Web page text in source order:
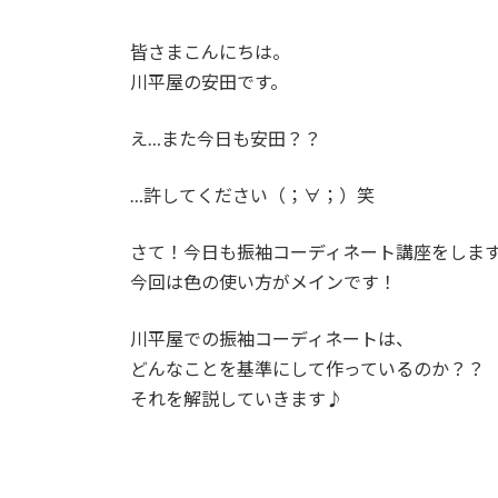
皆さまこんにちは。
川平屋の安田です。
え…また今日も安田？？
…許してください（；∀；）笑
さて！今日も振袖コーディネート講座をしま
今回は色の使い方がメインです！
川平屋での振袖コーディネートは、
どんなことを基準にして作っているのか？？
それを解説していきます♪